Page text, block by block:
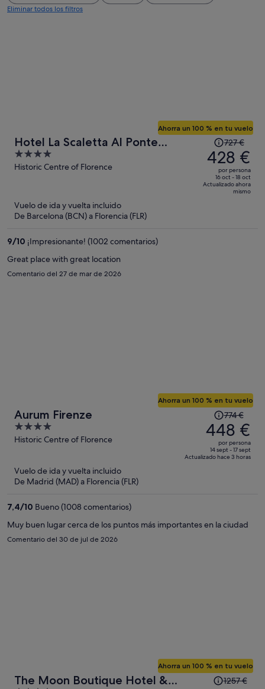
Eliminar todos los filtros
Hotel La Scaletta Al Ponte
Vecchio
4
out
Historic Centre of Florence
Ahorra un 100 % en tu vuelo
precio
era
de
727 €,
727 €
428 €
por persona
16 oct - 18 oct
Actualizado ahora
mismo
Vuelo de ida y vuelta incluido
De Barcelona (BCN) a Florencia (FLR)
9/10 ¡Impresionante! (1002 comentarios)
Great place with great location
Comentario del 27 de mar de 2026
Aurum Firenze
4
out
Historic Centre of Florence
Ahorra un 100 % en tu vuelo
precio
era
de
774 €,
por
774 €
448 €
por persona
14 sept - 17 sept
Actualizado hace 3 horas
Vuelo de ida y vuelta incluido
De Madrid (MAD) a Florencia (FLR)
7,4/10 Bueno (1008 comentarios)
Muy buen lugar cerca de los puntos más importantes en la ciudad
Comentario del 30 de jul de 2026
The Moon Boutique Hotel &
Ahorra un 100 % en tu vuelo
El
1257 €